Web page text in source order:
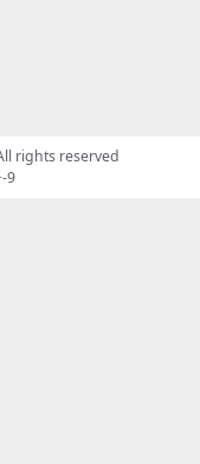
rights reserved
9